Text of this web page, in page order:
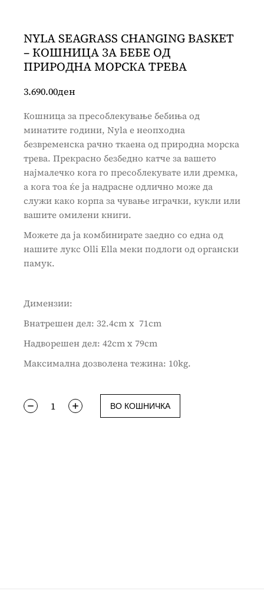
NYLA SEAGRASS CHANGING BASKET
– КОШНИЦА ЗА БЕБЕ ОД
ПРИРОДНА МОРСКА ТРЕВА
3.690.00ден
Кошница за пресоблекување бебиња од
минатите години, Nyla е неопходна
безвременска рачно ткаена од природна морска
трева. Прекрасно безбедно катче за вашето
најмалечко кога го пресоблекувате или дремка,
а кога тоа ќе ја надрасне одлично може да
служи како корпа за чување играчки, кукли или
вашите омилени книги.
Можете да ја комбинирате заедно со една од
нашите лукс Olli Ella меки подлоги од органски
памук.
Димензии:
Внатрешен дел: 32.4cm x 71cm
Надворешен дел: 42cm x 79cm
Максимална дозволена тежина: 10kg.
ВО КОШНИЧКА